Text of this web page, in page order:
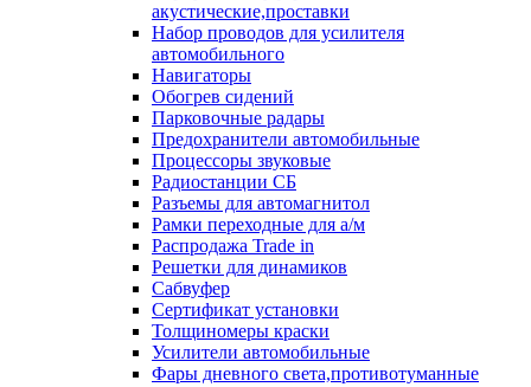
акустические,проставки
Набор проводов для усилителя
автомобильного
Навигаторы
Обогрев сидений
Парковочные радары
Предохранители автомобильные
Процессоры звуковые
Радиостанции СБ
Разъемы для автомагнитол
Рамки переходные для а/м
Распродажа Trade in
Решетки для динамиков
Сабвуфер
Сертификат установки
Толщиномеры краски
Усилители автомобильные
Фары дневного света,противотуманные